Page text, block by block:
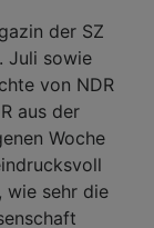
der SZ
Juli sowie
von NDR
aus der
Woche
wie sehr die